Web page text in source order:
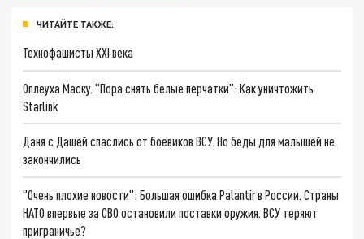
ЧИТАЙТЕ ТАКЖЕ:
Технофашисты XXI века
Оплеуха Маску. "Пора снять белые перчатки": Как уничтожить
Starlink
Даня с Дашей спаслись от боевиков ВСУ. Но беды для малышей не
закончились
"Очень плохие новости": Большая ошибка Palantir в России. Страны
НАТО впервые за СВО остановили поставки оружия. ВСУ теряют
приграничье?